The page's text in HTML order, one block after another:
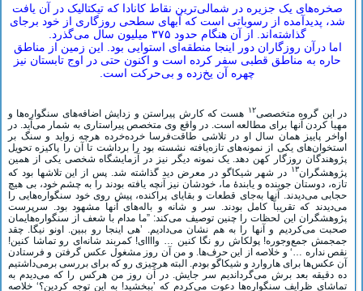
صخره‌های یک جزیره در شمالی‌ترین نقاط کانادا که تیکتالیک در آن یافت
شد، پدیدآمده از رسوباتی است که آبهای سطحی روزگاری از خود برجای
گذاشته‌اند. از آن هنگام حدود ۳۷۵ میلیون سال می‌گذرد.
اما درآن روزگاران دور اینجا منطقه‌ای استوایی بود. این زمین از مناطق
حاره به مناطق قطبی سفر کرده است و اکنون حتی در اوج تابستان نیز
چهره آن یخ‌زده و بی‌حرکت است.
در این گروه متخصصی۱۲ هست که کارش پیراستن و زدایش اضافه‌های سنگواره‌ها و
مهیا کردن آنها برای مطالعه است. در واقع وی متخصص پیراستاری به شمار می‌آید. در
اواخر پاییز همان سال او در تلاشی طاقت‌فرسا خرده‌خرده هرچه زواید و سنگ بر
استخوان‌های یکی از نمونه‌های تازه‌یافته نشسته بود را برداشت تا آن را پاکیزه تحویل
پژوهندگان روزگار کهن دهد. یک نمونه دیگر نیز در آزمایشگاه شخصی یکی از همین
پژوهشگران۱۳ در شهر شیکاگو در معرض دید گذاشته شد. پس از این تلاشها بود که
تازه، دوستان جوینده و یابندۀ ما، خودشان نیز آنچه یافته بودند را به چشم خود، بی هیچ
حجابی می‌دیدند. آنها به‌جای قطعات و بقایای پراکنده، پیش روی خود سنگواره‌‌هایی را
می‌دیدند که تقریباً کامل بودند. سر و شانه و باله‌های آنها مشهود بود. سرپرست
پژوهشگران این لحظات را چنین توصیف می‌کند: ”ما مدام با شعف از سنگواره‌هایمان
صحبت می‌کردیم و آنها را به هم نشان می‌دادیم. ’هی اینجا رو ببین. اونو نیگا. چقد
جمجمش جمع‌وجوره! پولکاش رو نگا کنین … واااای! کمربند شانه‌ای رو تماشا کنین!
نقص نداره …‘ و خلاصه از این حرف‌ها. و من آن روز مشغول عکس گرفتن و فرستادن
آن عکس‌ها برای هاروارد و شیکاگو بودم. البته هرچیزی رو که برای بررسی برمی‌داشتیم
ده دقیقه بعد برش می‌گرداندیم سر جایش. در آن روز من هرکس را که می‌دیدم به
تماشای ظرایف سنگواره‌ها دعوت می‌کردم که ’ببخشید! به این توجه کردین؟‘ خلاصه